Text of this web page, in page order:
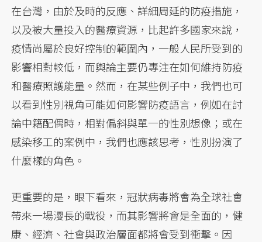
在台灣，由於及時的反應、詳細周延的防疫措施，
以及被大量投入的醫療資源，比起許多國家來說，
疫情尚屬於良好控制的範圍內，一般人民所受到的
影響相對較低，而輿論主要仍專注在如何維持防疫
和醫療照護能量。然而，在某些例子中，我們也可
以看到性別視角可能如何影響防疫語言，例如在討
論中籍配偶時，相對偏斜與單一的性別想像；或在
感染移工的案例中，我們也應該思考，性別扮演了
什麼樣的角色。
更重要的是，眼下看來，冠狀病毒將會為全球社會
帶來一場漫長的戰役，而其影響將會是全面的，健
康、經濟、社會與政治層面都將會受到衝擊。因